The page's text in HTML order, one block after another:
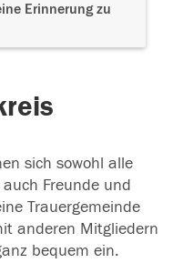
Erinnerung zu
sich sowohl alle
Freunde und
Trauergemeinde
anderen Mitgliedern
bequem ein.